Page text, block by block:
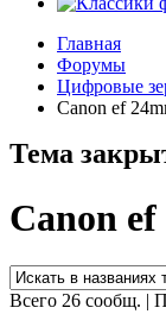
Главная
Форумы
Цифровые
Canon ef
Тема
Canon
Всего 26 сообщ. |